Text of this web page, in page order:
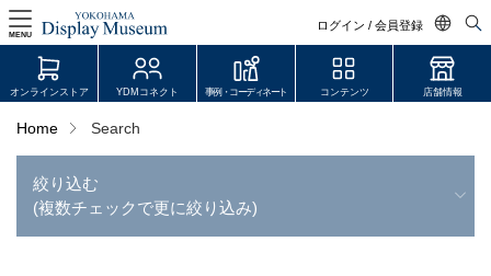
ログイン / 会員登録
日本語
中文简体
MENU
ログイン・会員登録
オンラインストア YDMコネクト 事例・コーディネート コンテンツ 店舗情報
Home Search
絞り込む
(複数チェックで更に絞り込み)